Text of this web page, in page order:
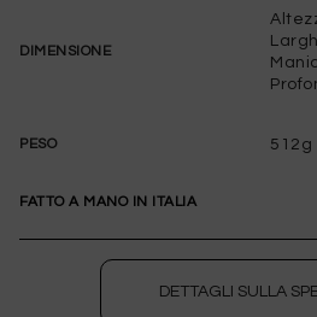
DIMENSIONE
PESO 512g
FATTO A MANO IN ITALIA
DETTAGLI SULLA